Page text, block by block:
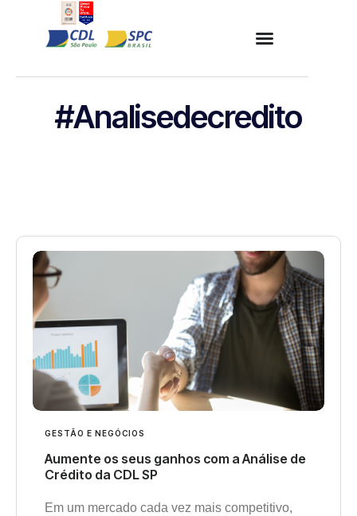
#Analisedecredito
GESTÃO E NEGÓCIOS
Aumente os seus ganhos com a Análise de
Crédito da CDL SP
Em um mercado cada vez mais competitivo,